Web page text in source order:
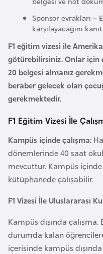
Sponsor evrakları –
karşılayacağını
F1 eğitim vizesi ile
götürebilirsiniz. Onlar için
20 belgesi almanız
beraber gelecek olan
gerekmektedir.
F1 Eğitim Vizesi İle
Kampüs içinde çalışma:
dönemlerinde 40 saat
mevcuttur. Kampüs
kütüphanede çalışabilir.
F1 Vizesi İle Uluslararası
Kampüs dışında
durumda kalan
içerisinde kampüs
B
o
s
n
a
e
r
s
e
k
B
u
l
g